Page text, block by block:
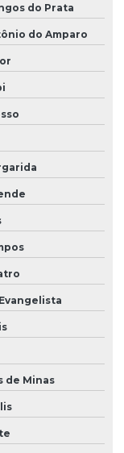
do Prata
do Amparo
de Minas